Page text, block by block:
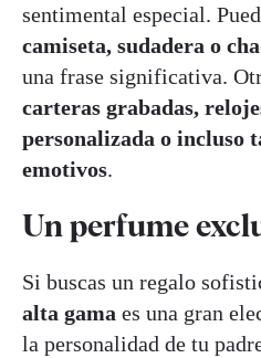
sentimental especial.
camiseta, sudadera o
una frase significativa.
carteras grabadas,
personalizada o incluso
emotivos.
Un perfume
Si buscas un regalo
alta gama es una gran
la personalidad de tu